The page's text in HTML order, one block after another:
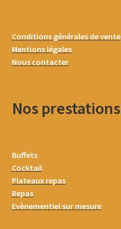
Conditions générales de vente
Mentions légales
Nous contacter
Nos prestations
Buffets
Cocktail
Plateaux repas
Repas
Evènementiel sur mesure